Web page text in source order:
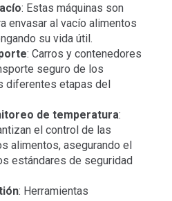
: Estas máquinas son
envasar al vacío alimentos
su vida útil.
: Carros y contenedores
seguro de los
diferentes etapas del
de temperatura:
el control de las
alimentos, asegurando el
estándares de seguridad
: Herramientas